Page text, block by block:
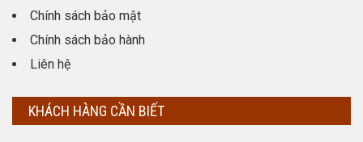
Chính sách bảo mật
Chính sách bảo hành
Liên hệ
KHÁCH HÀNG CẦN BIẾT